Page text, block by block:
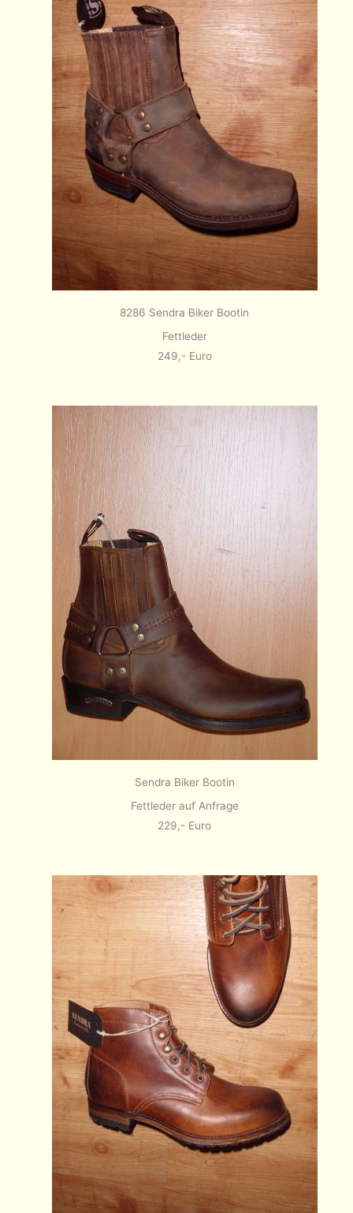
8286 Sendra Biker Bootin
Fettleder
249,- Euro
Sendra Biker Bootin
Fettleder auf Anfrage
229,- Euro